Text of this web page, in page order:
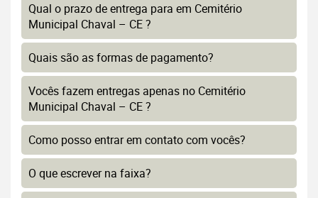
Qual o prazo de entrega para em Cemitério
Municipal Chaval – CE ?
Quais são as formas de pagamento?
Vocês fazem entregas apenas no Cemitério
Municipal Chaval – CE ?
Como posso entrar em contato com vocês?
O que escrever na faixa?